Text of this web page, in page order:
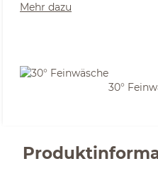
Mehr dazu
30°